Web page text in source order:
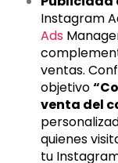
Instagram
Ads
ventas.
objetivo
venta del
quienes
tu